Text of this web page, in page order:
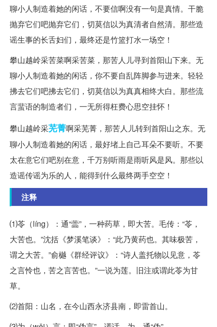
聊小人制造着她的闲话，不要信啊没有一句是真情。干脆
抛弃它们吧抛弃它们，切莫信以为真清者自然清。那些造
谣生事的长舌妇们，最终还是竹篮打水一场空！
攀山越岭采苦菜啊采苦菜，那苦人儿寻到首阳山下来。无
聊小人制造着她的闲话，你不要自乱阵脚参与进来。轻轻
拂去它们吧拂去它们，切莫信以为真真相终大白。那些流
言蜚语的制造者们，一无所得枉费心思空挂怀！
攀山越岭采芜菁啊采芜菁，那苦人儿转到首阳山之东。无
聊小人制造着她的闲话，最好堵上自己耳朵不要听。不要
太在意它们吧别在意，千万别听雨是雨听风是风。那些以
造谣传谣为乐的人，能得到什么最终两手空空！
注释
⑴苓（líng）：通“蘦”，一种药草，即大苦。毛传：“苓，
大苦也。”沈括《梦溪笔谈》：“此乃黄药也。其味极苦，
谓之大苦。”俞樾《群经评议》：“诗人盖托物以见意，苓
之言怜也，苦之言苦也。”一说为莲。旧注或谓此苓为甘
草。
⑵首阳：山名，在今山西永济县南，即雷首山。